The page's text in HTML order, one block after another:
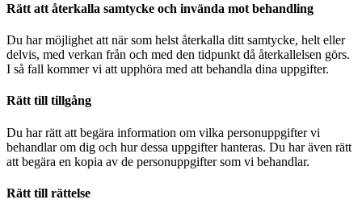
Rätt att återkalla samtycke och invända mot behandling
Du har möjlighet att när som helst återkalla ditt samtycke, helt eller
delvis, med verkan från och med den tidpunkt då återkallelsen görs.
I så fall kommer vi att upphöra med att behandla dina uppgifter.
Rätt till tillgång
Du har rätt att begära information om vilka personuppgifter vi
behandlar om dig och hur dessa uppgifter hanteras. Du har även rätt
att begära en kopia av de personuppgifter som vi behandlar.
Rätt till rättelse